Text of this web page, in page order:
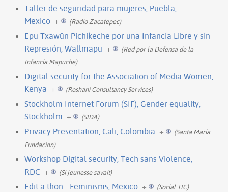
Taller de seguridad para mujeres, Puebla,
Mexico + (Radio Zacatepec)
Epu Txawün Pichikeche por una Infancia Libre y sin
Represión, Wallmapu +
(Red por la Defensa de la
Infancia Mapuche)
Digital security for the Association of Media Women,
Kenya + (Roshani Consultancy Services)
Stockholm Internet Forum (SIF), Gender equality,
Stockholm + (SIDA)
Privacy Presentation, Cali, Colombia +
(Santa Maria
Fundacion)
Workshop Digital security, Tech sans Violence,
RDC + (Si jeunesse savait)
Edit a thon - Feminisms, Mexico + (Social TIC)